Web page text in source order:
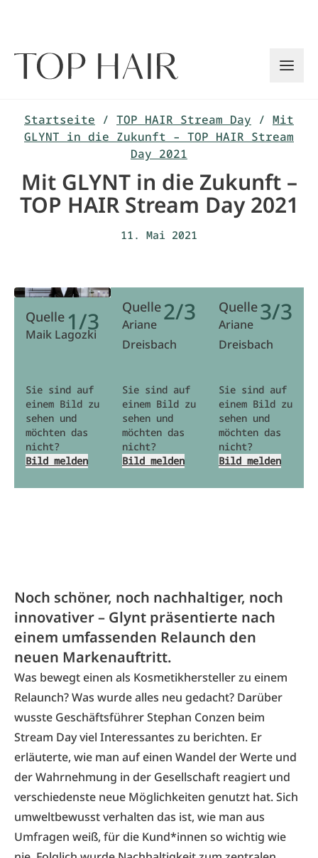
Startseite / TOP HAIR Stream Day / Mit
GLYNT in die Zukunft – TOP HAIR Stream
Day 2021
Mit GLYNT in die Zukunft –
TOP HAIR Stream Day 2021
11. Mai 2021
1/3
Quelle
Maik Lagozki
Sie sind auf
einem Bild zu
sehen und
möchten das
nicht?
Bild melden
2/3
Quelle
Ariane
Dreisbach
Sie sind auf
einem Bild zu
sehen und
möchten das
nicht?
Bild melden
3/3
Quelle
Ariane
Dreisbach
Sie sind auf
einem Bild zu
sehen und
möchten das
nicht?
Bild melden
Noch schöner, noch nachhaltiger, noch
innovativer – Glynt präsentierte nach
einem umfassenden Relaunch den
neuen Markenauftritt.
Was bewegt einen als Kosmetikhersteller zu einem
Relaunch? Was wurde alles neu gedacht? Darüber
wusste Geschäftsführer Stephan Conzen beim
Stream Day viel Interessantes zu berichten. Er
erläuterte, wie man auf einen Wandel der Werte und
der Wahrnehmung in der Gesellschaft reagiert und
verschiedenste neue Möglichkeiten genutzt hat. Sich
umweltbewusst verhalten das ist, wie man aus
Umfragen weiß, für die Kund*innen so wichtig wie